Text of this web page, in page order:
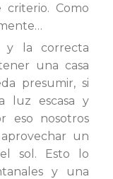
Como
la correcta
una casa
presumir, si
luz escasa y
eso nosotros
un
sol. Esto lo
y una